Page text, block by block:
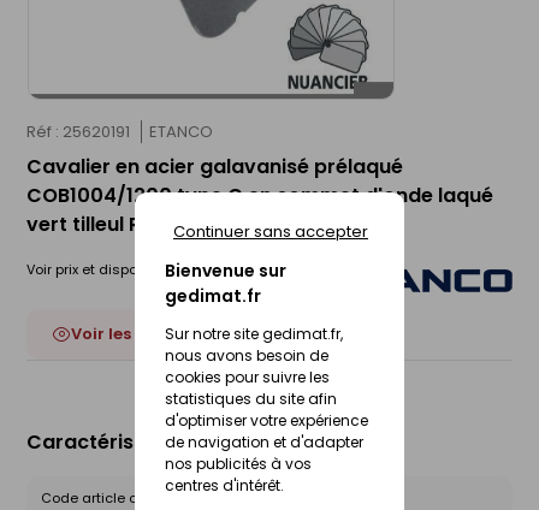
Bienvenue sur
gedimat.fr
Sur notre site gedimat.fr,
nous avons besoin de
cookies pour suivre les
statistiques du site afin
d'optimiser votre expérience
de navigation et d'adapter
nos publicités à vos
centres d'intérêt.
Continuer sans accepter
Réf : 25620191 ETANCO
Cavalier en acier galavanisé prélaqué
COB1004/1200 type C en sommet d'onde laqué
vert tilleul RAL 6021 - 100 pièces
Voir prix et disponibilité en magasin
Voir les 22 déclinaisons
Caractéristiques du produit
Code article chez le fournisseur :